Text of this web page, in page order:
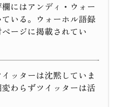
にはアンディ・ウォー
いる。ウォーホル語録
ージに掲載されてい
ッターは沈黙していま
わらずツイッターは活